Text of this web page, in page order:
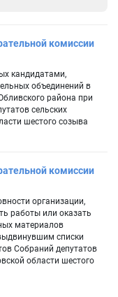
комиссии
кандидатами,
объединений в
района при
сельских
шестого созыва
комиссии
организации,
работы или оказать
материалов
списки
Собраний депутатов
области шестого